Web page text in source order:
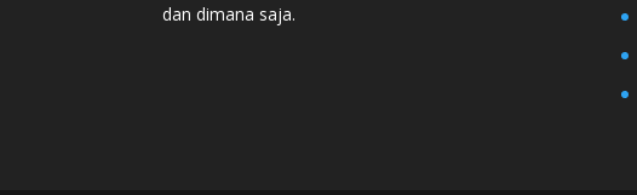
dan dimana saja.